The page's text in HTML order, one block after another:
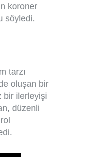
koroner
söyledi.
tarzı
oluşan bir
bir ilerleyişi
düzenli